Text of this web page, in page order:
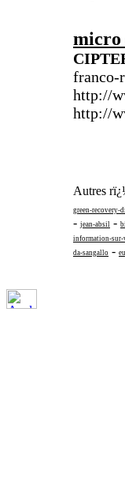
micro
franco-
http://
http://
Autres
green-recovery-
- jean-absil -
information-sur-
da-sangallo -